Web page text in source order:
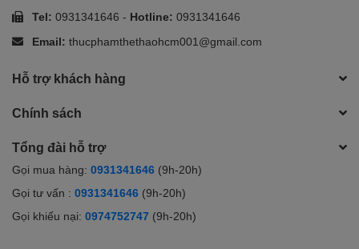
Tel: 0931341646 - Hotline: 0931341646
Email: thucphamthethaohcm001@gmail.com
Hỗ trợ khách hàng
Chính sách
Tổng đài hỗ trợ
Gọi mua hàng: 0931341646 (9h-20h)
Gọi tư vấn : 0931341646 (9h-20h)
Gọi khiếu nại: 0974752747 (9h-20h)